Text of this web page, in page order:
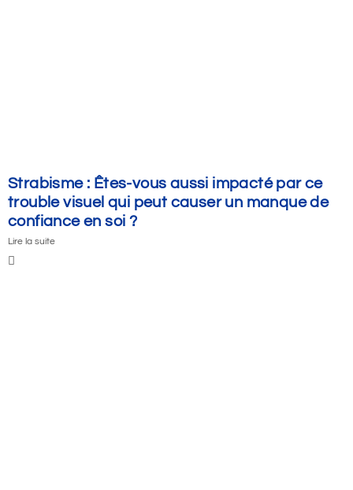
Strabisme : Êtes-vous aussi impacté par ce
trouble visuel qui peut causer un manque de
confiance en soi ?
Lire la suite